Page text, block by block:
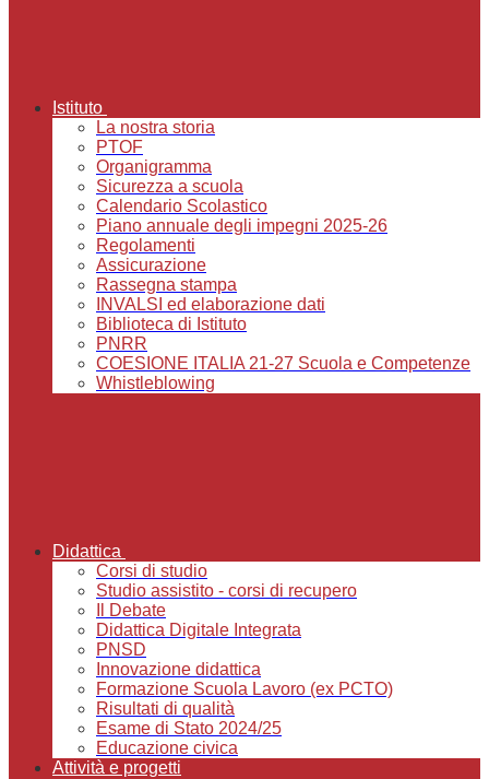
Istituto
La nostra storia
PTOF
Organigramma
Sicurezza a scuola
Calendario Scolastico
Piano annuale degli impegni 2025-26
Regolamenti
Assicurazione
Rassegna stampa
INVALSI ed elaborazione dati
Biblioteca di Istituto
PNRR
COESIONE ITALIA 21-27 Scuola e Competenze
Whistleblowing
Didattica
Corsi di studio
Studio assistito - corsi di recupero
Il Debate
Didattica Digitale Integrata
PNSD
Innovazione didattica
Formazione Scuola Lavoro (ex PCTO)
Risultati di qualità
Esame di Stato 2024/25
Educazione civica
Attività e progetti